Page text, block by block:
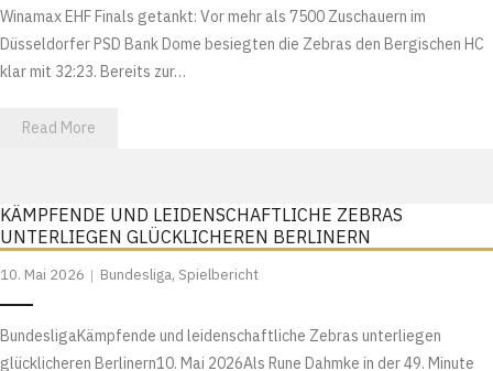
Winamax EHF Finals getankt: Vor mehr als 7500 Zuschauern im
Düsseldorfer PSD Bank Dome besiegten die Zebras den Bergischen HC
klar mit 32:23. Bereits zur…
Read More
KÄMPFENDE UND LEIDENSCHAFTLICHE ZEBRAS
UNTERLIEGEN GLÜCKLICHEREN BERLINERN
10. Mai 2026 Bundesliga, Spielbericht
BundesligaKämpfende und leidenschaftliche Zebras unterliegen
glücklicheren Berlinern10. Mai 2026Als Rune Dahmke in der 49. Minute